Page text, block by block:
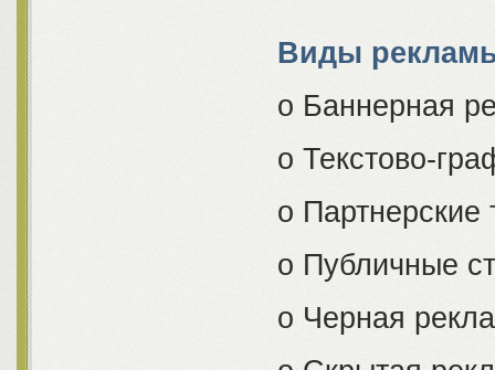
Виды
o Баннерная
o Текстово-
o Партнерские
o Публичные
o Черная